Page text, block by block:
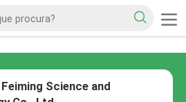
Science and